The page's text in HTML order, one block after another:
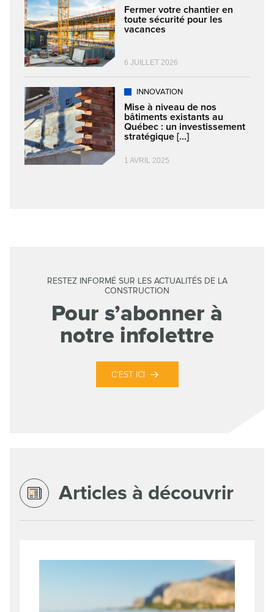
Fermer votre chantier en
toute sécurité pour les
vacances
6 JUILLET 2026
INNOVATION
Mise à niveau de nos
bâtiments existants au
Québec : un investissement
stratégique [...]
1 AVRIL 2025
RESTEZ INFORMÉ SUR LES ACTUALITÉS DE LA
CONSTRUCTION
Pour s’abonner à
notre infolettre
C’EST ICI
Articles à découvrir